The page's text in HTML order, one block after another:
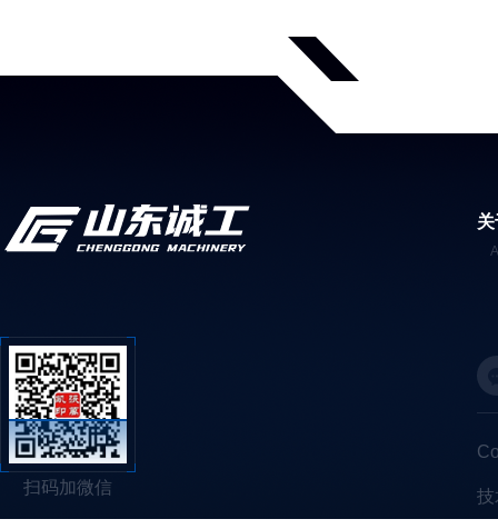
扫码加微信 技